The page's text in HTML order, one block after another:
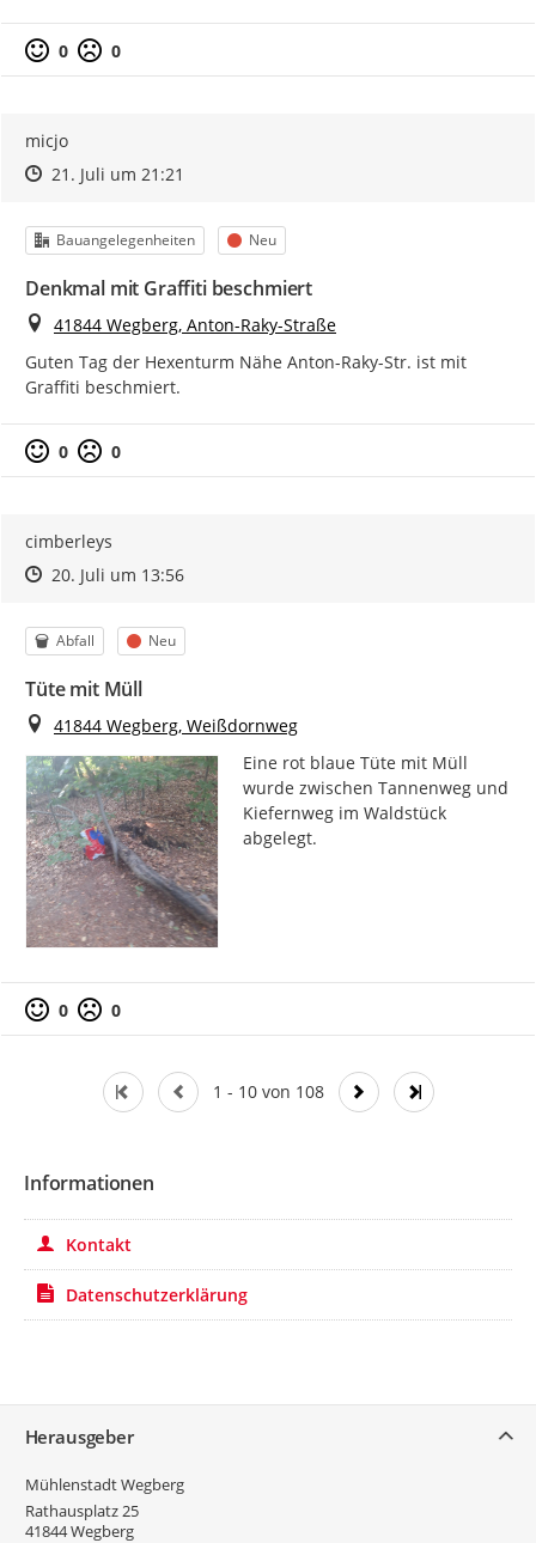
0 0
micjo
Zeitpunkt des Erstellens
Zeitpunkt des Erstellens
21. Juli um 21:21
Kategorie
Bauangelegenheiten Status
Neu
Denkmal mit Graffiti beschmiert
Ort
41844 Wegberg, Anton-Raky-Straße
Guten Tag der Hexenturm Nähe Anton-Raky-Str. ist mit
Graffiti beschmiert.
0 0
cimberleys
Zeitpunkt des Erstellens
Zeitpunkt des Erstellens
20. Juli um 13:56Zur Äußerung
Kategorie
Abfall Status
Neu
Tüte mit Müll
Ort
41844 Wegberg, Weißdornweg
Eine rot blaue Tüte mit Müll
wurde zwischen Tannenweg und
Kiefernweg im Waldstück
abgelegt.
0 0
1 - 10 von 108
Informationen
Kontakt
Datenschutzerklärung
Herausgeber
Mühlenstadt Wegberg
Rathausplatz 25
41844Wegberg